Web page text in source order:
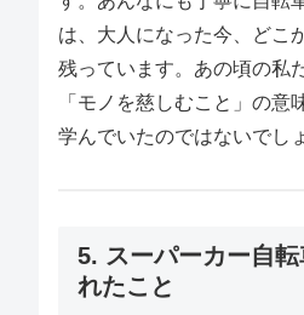
は、大人になった今、どこ
残っています。あの頃の私
「モノを慈しむこと」の意
学んでいたのではないでし
5. スーパーカー自転
れたこと